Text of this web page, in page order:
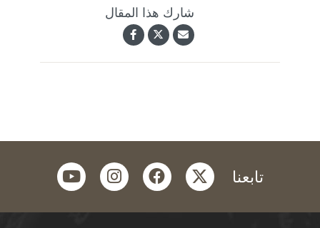
شارك هذا المقال
تابعنا twitter
facebook
instagram
youtube